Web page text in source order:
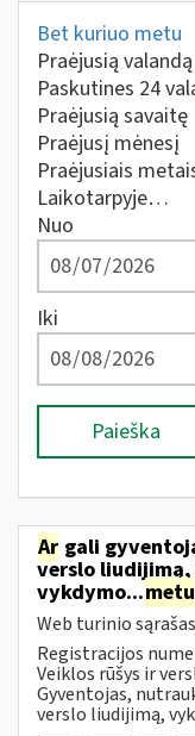
Bet kuriuo metu
Praėjusią valandą
Paskutines 24
Praėjusią savaitę
Praėjusį mėnesį
Praėjusiais
Laikotarpyje…
Nuo
Iki
Paieška
Ar gali
verslo
vykdymo...metu
Web turinio sąrašas
Registracijos
Veiklos rūšys ir
Gyventojas,
verslo liudijimą,